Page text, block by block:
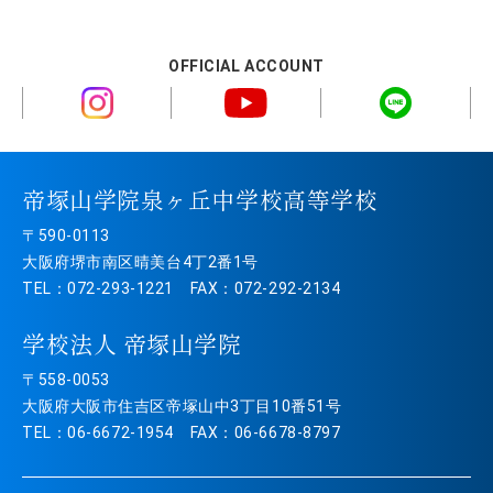
OFFICIAL ACCOUNT
帝塚山学院泉ヶ丘中学校高等学校
〒590-0113
大阪府堺市南区晴美台4丁2番1号
TEL：072-293-1221 FAX：072-292-2134
学校法人 帝塚山学院
〒558-0053
大阪府大阪市住吉区帝塚山中3丁目10番51号
TEL：06-6672-1954 FAX：06-6678-8797